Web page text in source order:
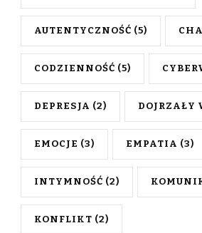
AUTENTYCZNOŚĆ (5)
CODZIENNOŚĆ (5)
DEPRESJA (2) DOJRZAŁY
EMOCJE (3) EMPATIA (3)
INTYMNOŚĆ (2)
KONFLIKT (2)